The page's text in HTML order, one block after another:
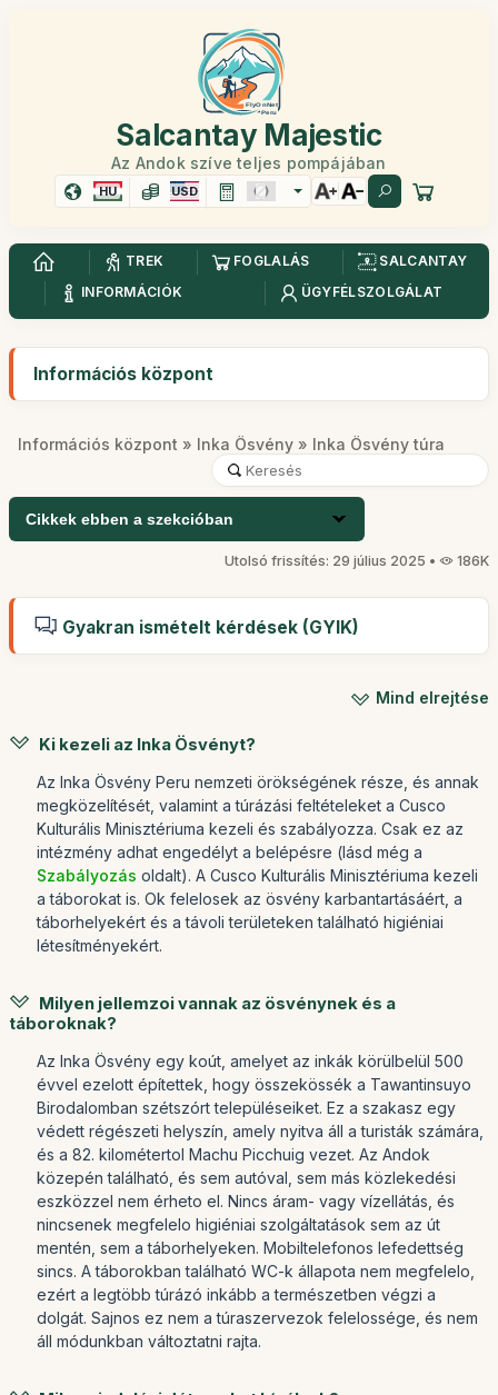
Salcantay Majestic
Az Andok szíve teljes pompájában
HU USD
TREK FOGLALÁS
SALCANTAY
INFORMÁCIÓK
ÜGYFÉLSZOLGÁLAT
Információs központ
Információs központ » Inka Ösvény » Inka Ösvény túra
Cikkek ebben a szekcióban
Utolsó frissítés: 29 július 2025 • 186K
Gyakran ismételt kérdések (GYIK)
Mind elrejtése
Ki kezeli az Inka Ösvényt?
Az Inka Ösvény Peru nemzeti örökségének része, és annak
megközelítését, valamint a túrázási feltételeket a Cusco
Kulturális Minisztériuma kezeli és szabályozza. Csak ez az
intézmény adhat engedélyt a belépésre (lásd még a
Szabályozás oldalt). A Cusco Kulturális Minisztériuma kezeli
a táborokat is. Ok felelosek az ösvény karbantartásáért, a
táborhelyekért és a távoli területeken található higiéniai
létesítményekért.
Milyen jellemzoi vannak az ösvénynek és a
táboroknak?
Az Inka Ösvény egy koút, amelyet az inkák körülbelül 500
évvel ezelott építettek, hogy összekössék a Tawantinsuyo
Birodalomban szétszórt településeiket. Ez a szakasz egy
védett régészeti helyszín, amely nyitva áll a turisták számára,
és a 82. kilométertol Machu Picchuig vezet. Az Andok
közepén található, és sem autóval, sem más közlekedési
eszközzel nem érheto el. Nincs áram- vagy vízellátás, és
nincsenek megfelelo higiéniai szolgáltatások sem az út
mentén, sem a táborhelyeken. Mobiltelefonos lefedettség
sincs. A táborokban található WC-k állapota nem megfelelo,
ezért a legtöbb túrázó inkább a természetben végzi a
dolgát. Sajnos ez nem a túraszervezok felelossége, és nem
áll módunkban változtatni rajta.